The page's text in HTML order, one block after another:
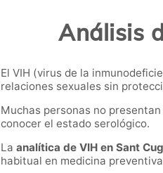
Análisis
El VIH (virus de la
relaciones sexuales sin
Muchas personas no
conocer el estado serológico.
La analítica de VIH en Sant
habitual en medicina